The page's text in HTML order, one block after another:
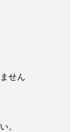
せん
。